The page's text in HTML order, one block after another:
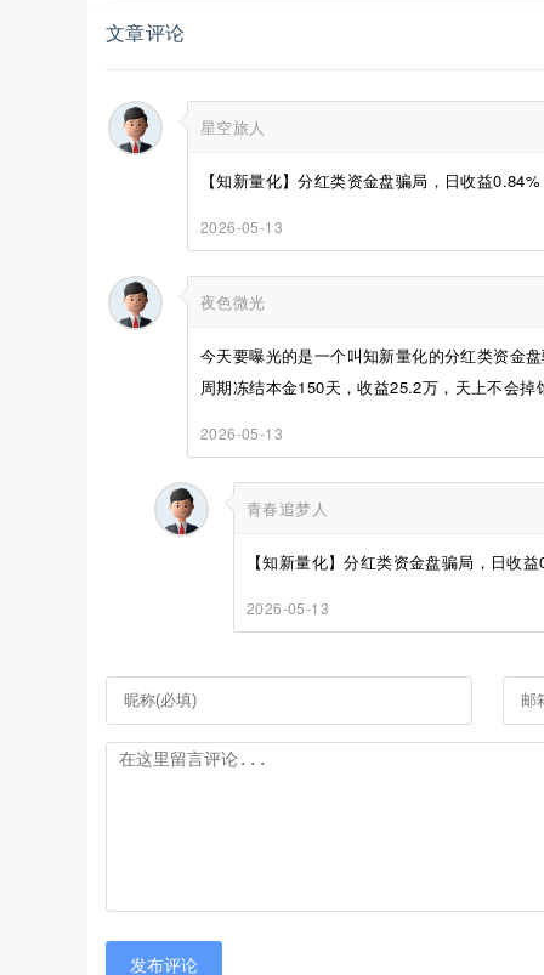
文章评论
星空旅人
【知新量化】分红类资金盘骗局，日收益
2026-05-13
夜色微光
今天要曝光的是一个叫知新量化的分红类资金
周期冻结本金150天，收益25.2万，天上不会
2026-05-13
青春追梦人
【知新量化】分红类资金盘骗局，日收
2026-05-13
发布评论